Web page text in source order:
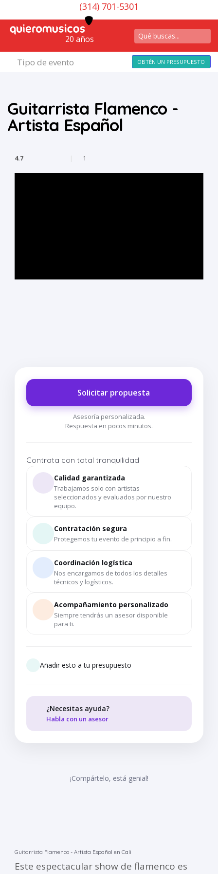
(314) 701-5301
20 años
Tipo de evento OBTÉN UN PRESUPUESTO
Guitarrista Flamenco -
Artista Español
4.7 | 1
Solicitar propuesta
Asesoría personalizada.
Respuesta en pocos minutos.
Contrata con total tranquilidad
Calidad garantizada
Trabajamos solo con artistas
seleccionados y evaluados por nuestro
equipo.
Contratación segura
Protegemos tu evento de principio a fin.
Coordinación logística
Nos encargamos de todos los detalles
técnicos y logísticos.
Acompañamiento personalizado
Siempre tendrás un asesor disponible
para ti.
Añadir esto a tu presupuesto
¿Necesitas ayuda?
Habla con un asesor
¡Compártelo, está genial!
Guitarrista Flamenco - Artista Español en Cali
Este espectacular show de flamenco es